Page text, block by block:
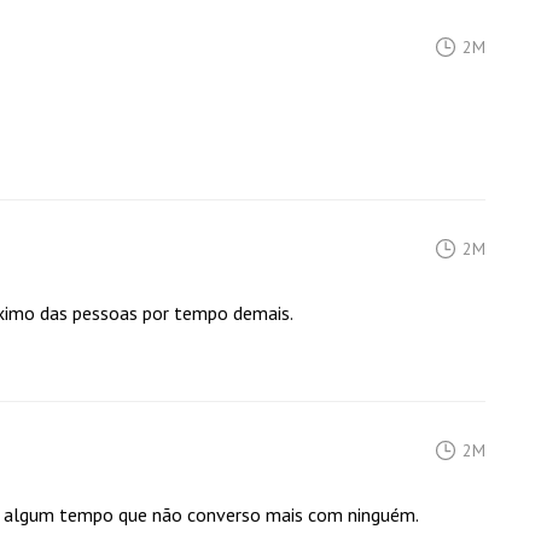
2M
2M
das pessoas por tempo demais.
2M
tempo que não converso mais com ninguém.